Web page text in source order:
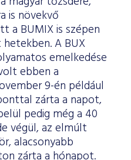
is növekvő
a BUMIX is szépen
A BUX
emelkedése
ebben a
9-én például
zárta a napot,
pedig még a 40
végül, az elmúlt
alacsonyabb
zárta a hónapot.